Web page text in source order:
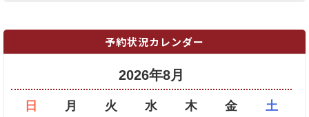
予約状況カレンダー
2026年8月
日 月 火 水 木 金 土